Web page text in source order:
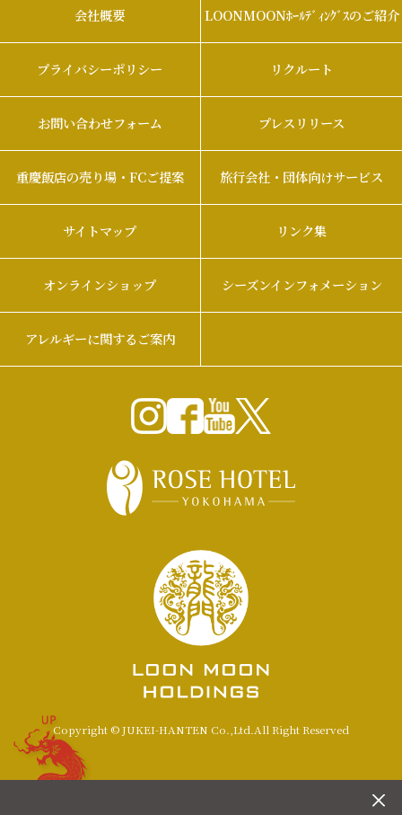
会社概要 LOONMOONﾎｰﾙﾃﾞｨﾝｸﾞｽのご紹介
プライバシーポリシー リクルート
お問い合わせフォーム プレスリリース
重慶飯店の売り場・FCご提案 旅行会社・団体向けサービス
サイトマップ リンク集
オンラインショップ シーズンインフォメーション
アレルギーに関するご案内
Copyright © JUKEI-HANTEN Co.,Ltd.All Right Reserved
UP